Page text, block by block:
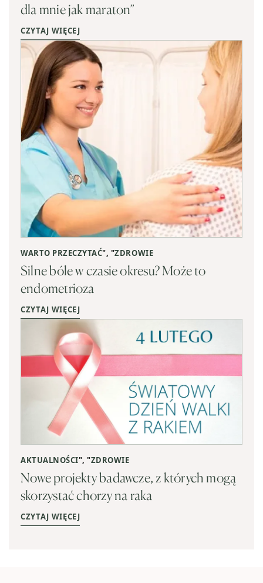
dla mnie jak maraton”
CZYTAJ WIĘCEJ
WARTO PRZECZYTAĆ", "ZDROWIE
Silne bóle w czasie okresu? Może to
endometrioza
CZYTAJ WIĘCEJ
AKTUALNOŚCI", "ZDROWIE
Nowe projekty badawcze, z których mogą
skorzystać chorzy na raka
CZYTAJ WIĘCEJ